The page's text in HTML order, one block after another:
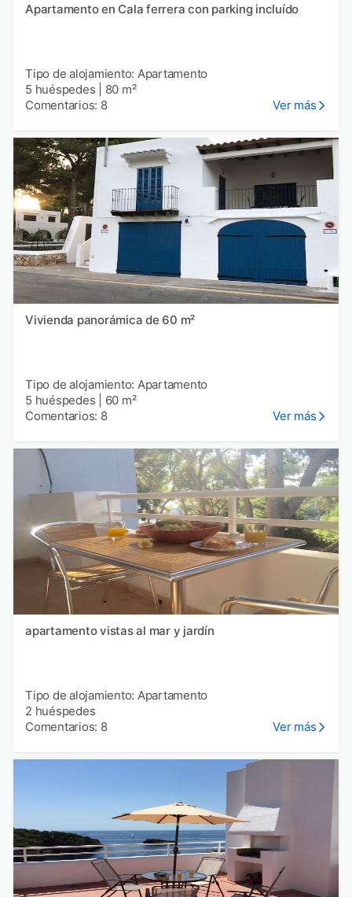
Apartamento en Cala ferrera con parking incluído
Tipo de alojamiento: Apartamento
5 huéspedes
80 m²
Comentarios: 8
Ver más
Vivienda panorámica de 60 m²
Tipo de alojamiento: Apartamento
5 huéspedes
60 m²
Comentarios: 8
Ver más
apartamento vistas al mar y jardín
Tipo de alojamiento: Apartamento
2 huéspedes
Comentarios: 8
Ver más